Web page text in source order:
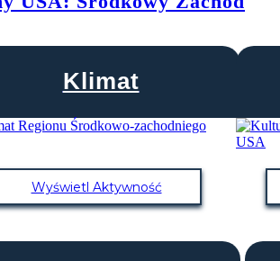
Klimat
Wyświetl Aktywność